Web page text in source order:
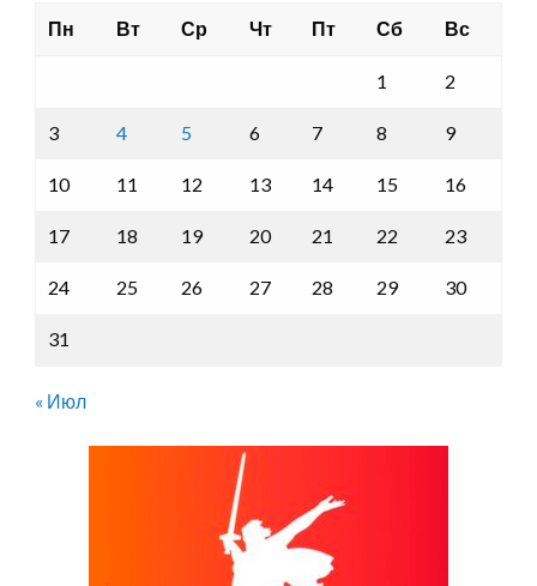
Пн Вт Ср Чт Пт Сб Вс
1 2
3 4 5 6 7 8 9
10 11 12 13 14 15 16
17 18 19 20 21 22 23
24 25 26 27 28 29 30
31
« Июл